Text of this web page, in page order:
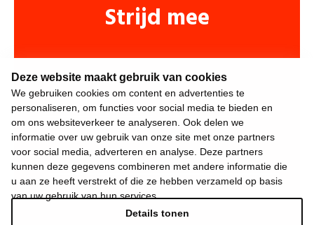
Deze website maakt gebruik van cookies
We gebruiken cookies om content en advertenties te
personaliseren, om functies voor social media te bieden en
om ons websiteverkeer te analyseren. Ook delen we
informatie over uw gebruik van onze site met onze partners
voor social media, adverteren en analyse. Deze partners
kunnen deze gegevens combineren met andere informatie die
u aan ze heeft verstrekt of die ze hebben verzameld op basis
van uw gebruik van hun services.
Details tonen
Strijd mee